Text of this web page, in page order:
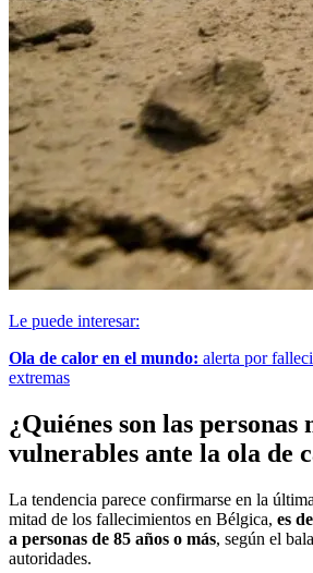
Le puede interesar:
Ola de calor en el mundo: alerta por
extremas
¿Quiénes son las personas
vulnerables ante la ola de
La tendencia parece confirmarse en la
mitad de los fallecimientos en Bélgica, es
a personas de 85 años o más, según el
autoridades.